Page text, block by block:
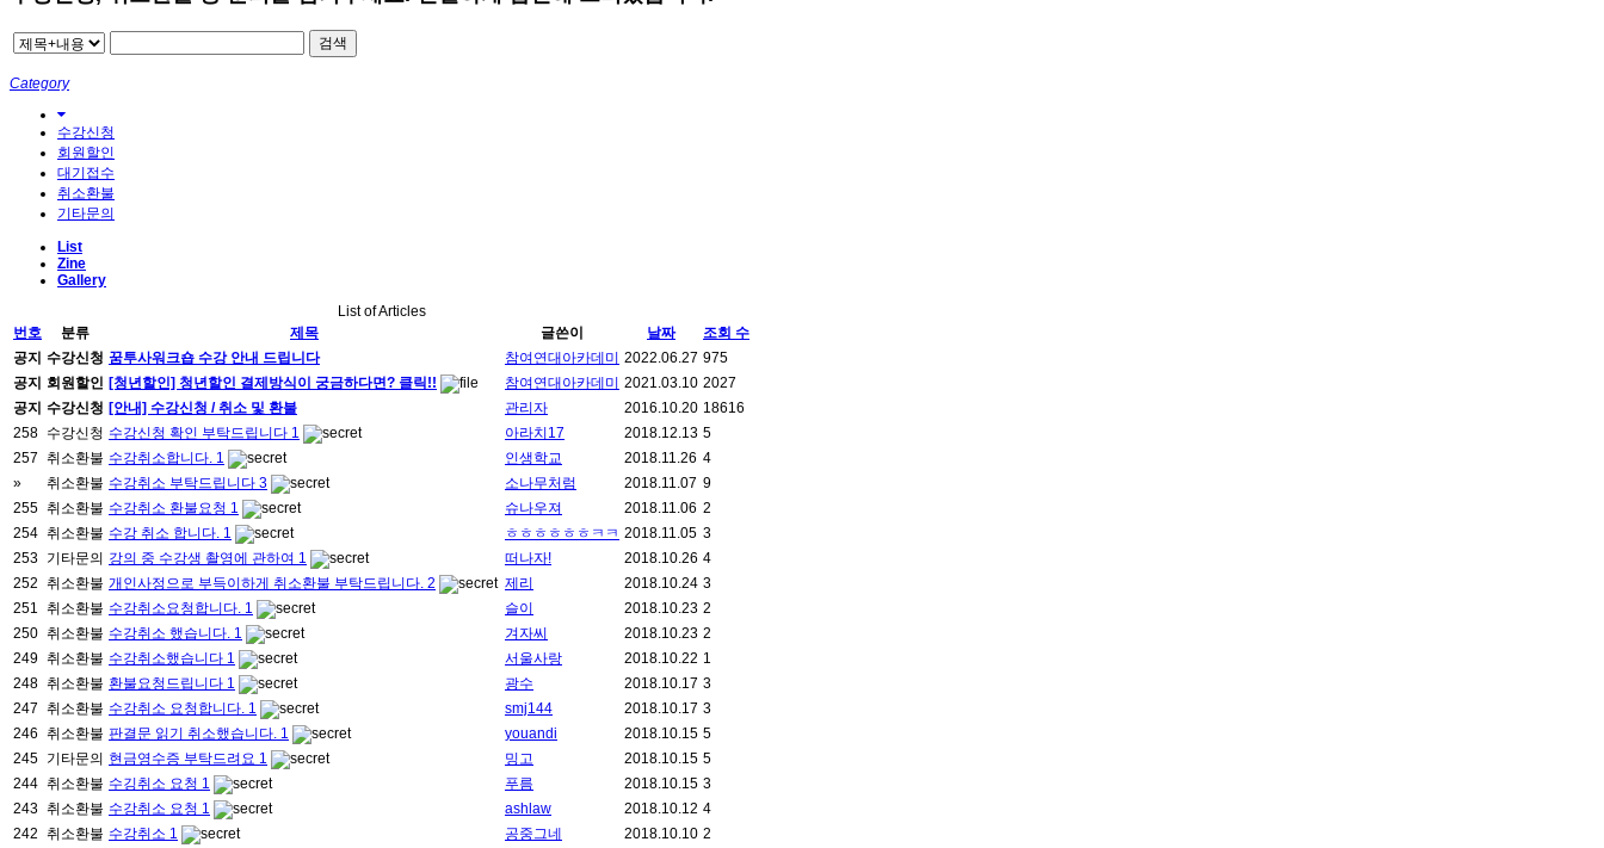
검색
Category
수강신청
회원할인
대기접수
취소환불
기타문의
List
Zine
Gallery
List of Articles
번호
분류 제목 글쓴이 날짜
조회 수
공지 수강신청 꿈투사워크숍 수강 안내 드립니다 참여연대아카데미 2022.06.27 975
공지 회원할인 [청년할인] 청년할인 결제방식이 궁금하다면? 클릭!! 참여연대아카데미 2021.03.10 2027
공지 수강신청 [안내] 수강신청 / 취소 및 환불 관리자 2016.10.20 18616
258 수강신청 수강신청 확인 부탁드립니다 1 아라치17 2018.12.13 5
257 취소환불 수강취소합니다. 1 인생학교 2018.11.26 4
»
취소환불 수강취소 부탁드립니다 3 소나무처럼 2018.11.07 9
255 취소환불 수강취소 환불요청 1 슈나우져 2018.11.06 2
254 취소환불 수강 취소 합니다. 1 ㅎㅎㅎㅎㅎㅎㅋㅋ 2018.11.05 3
253 기타문의 강의 중 수강생 촬영에 관하여 1 떠나자! 2018.10.26 4
252 취소환불 개인사정으로 부득이하게 취소환불 부탁드립니다. 2 제리 2018.10.24 3
251
취소환불 수강취소요청합니다. 1 슬이 2018.10.23 2
250 취소환불 수강취소 했습니다. 1 겨자씨 2018.10.23 2
249 취소환불 수강취소했습니다 1 서울사랑 2018.10.22 1
248 취소환불 환불요청드립니다 1 광수 2018.10.17 3
247 취소환불 수강취소 요청합니다. 1 smj144 2018.10.17 3
246 취소환불 판결문 읽기 취소했습니다. 1 youandi 2018.10.15 5
245 기타문의 현금영수증 부탁드려요 1 밍고 2018.10.15 5
244 취소환불 수깅취소 요청 1 푸름 2018.10.15 3
243 취소환불 수강취소 요청 1 ashlaw 2018.10.12 4
242 취소환불 수강취소 1 공중그네 2018.10.10 2